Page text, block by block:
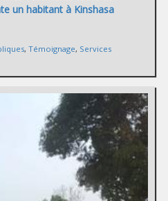
un habitant à Kinshasa
, Témoignage, Services